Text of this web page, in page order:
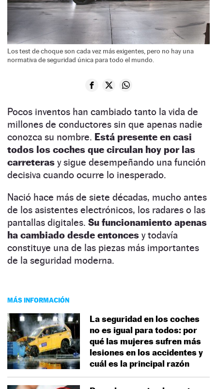
Los test de choque son cada vez más exigentes, pero no hay una
normativa de seguridad única para todo el mundo.
Pocos inventos han cambiado tanto la vida de
millones de conductores sin que apenas nadie
conozca su nombre. Está presente en casi
todos los coches que circulan hoy por las
carreteras y sigue desempeñando una función
decisiva cuando ocurre lo inesperado.
Nació hace más de siete décadas, mucho antes
de los asistentes electrónicos, los radares o las
pantallas digitales. Su funcionamiento apenas
ha cambiado desde entonces y todavía
constituye una de las piezas más importantes
de la seguridad moderna.
MÁS INFORMACIÓN
La seguridad en los coches
no es igual para todos: por
qué las mujeres sufren más
lesiones en los accidentes y
cuál es la principal razón